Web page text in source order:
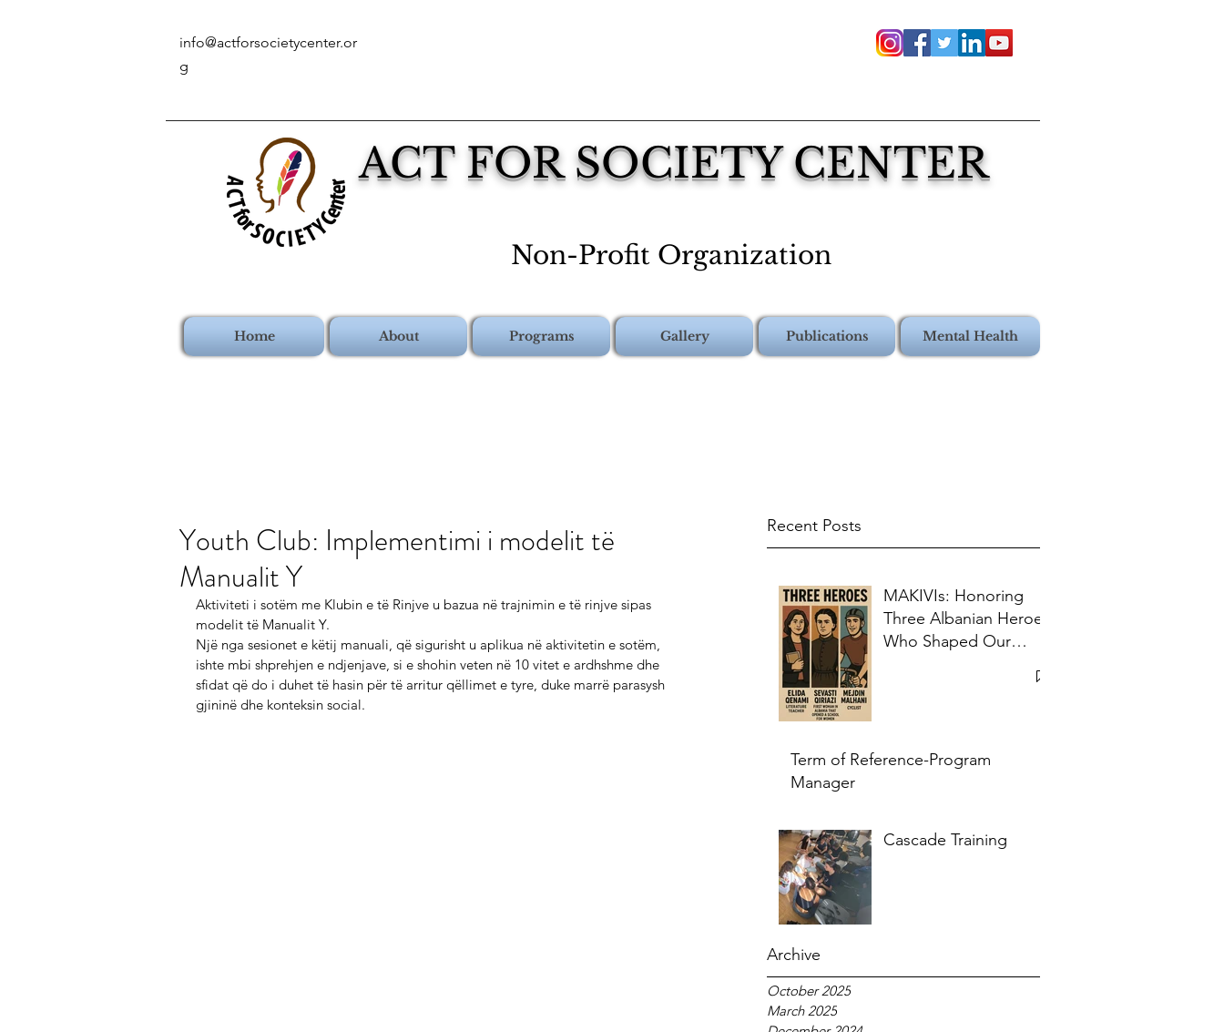
info@actforsocietycenter.or
g
ACT FOR SOCIETY CENTER
Non-Profit Organization
Home About Programs Gallery Publications Mental Health
Recent Posts
MAKIVIs: Honoring
Three Albanian Heroes
Who Shaped Our
Term of Reference-Program
Manager
Cascade Training
Archive
October 2025
March 2025
Youth Club: Implementimi i modelit të
Manualit Y
Aktiviteti i sotëm me Klubin e të Rinjve u bazua në trajnimin e të rinjve sipas
modelit të Manualit Y.
Një nga sesionet e këtij manuali, që sigurisht u aplikua në aktivitetin e sotëm,
ishte mbi shprehjen e ndjenjave, si e shohin veten në 10 vitet e ardhshme dhe
sfidat që do i duhet të hasin për të arritur qëllimet e tyre, duke marrë parasysh
gjininë dhe konteksin social.